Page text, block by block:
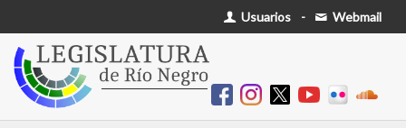
Usuarios - Webmail